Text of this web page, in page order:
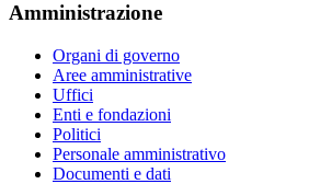
Amministrazione
Organi di governo
Aree amministrative
Uffici
Enti e fondazioni
Politici
Personale amministrativo
Documenti e dati